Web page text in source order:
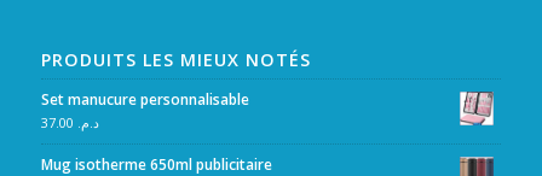
PRODUITS LES MIEUX NOTÉS
Set manucure personnalisable
د.م.
Mug isotherme 650ml publicitaire